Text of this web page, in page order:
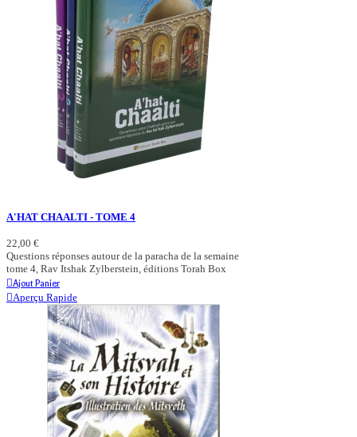
A'HAT CHAALTI - TOME 4
22,00 €
Questions réponses autour de la paracha de la semaine
tome 4, Rav Itshak Zylberstein, éditions Torah Box
Ajout Panier
Aperçu Rapide